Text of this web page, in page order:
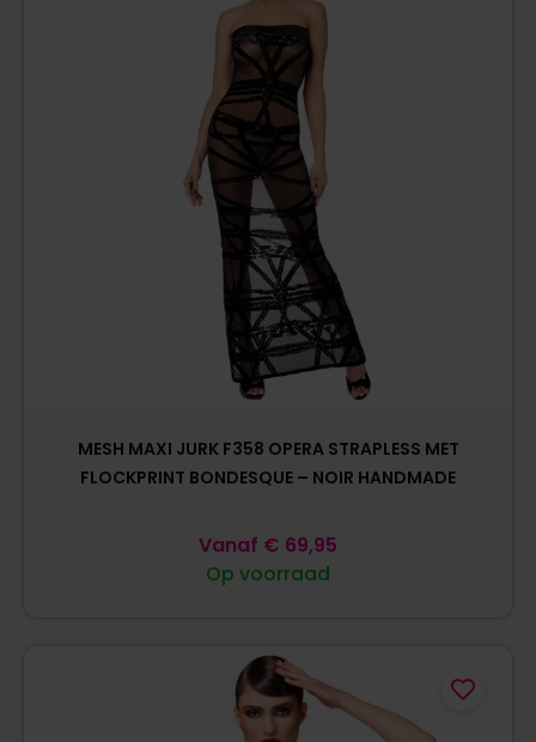
MESH MAXI JURK F358 OPERA STRAPLESS MET
FLOCKPRINT BONDESQUE – NOIR HANDMADE
Op voorraad
Vanaf € 69,95